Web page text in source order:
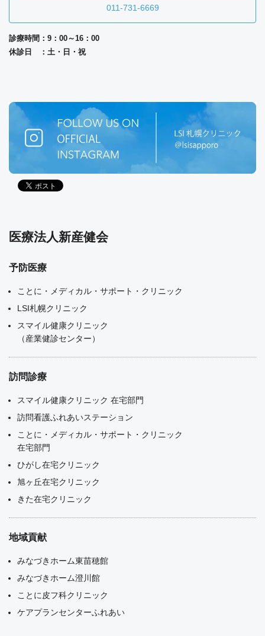
011-731-6669
診療時間：9：00～16：00
休診日 ：土・日・祝
医療法人新産健会
予防医療
ことに・メディカル・サポート・クリニック
LSI札幌クリニック
スマイル健康クリニック
（産業健診センター）
訪問診療
スマイル健康クリニック 在宅部門
訪問看護ふれあいステーション
ことに・メディカル・サポート・クリニック
在宅部門
ひがし在宅クリニック
旭ヶ丘在宅クリニック
きた在宅クリニック
地域貢献
みなづきホーム東苗穂館
みなづきホーム澄川館
ことに皮フ科クリニック
ケアプランセンターふれあい